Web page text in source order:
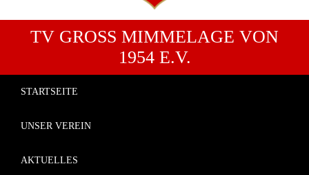
TV GROSS MIMMELAGE VON 1
954 E.V.
STARTSEITE
UNSER VEREIN
AKTUELLES